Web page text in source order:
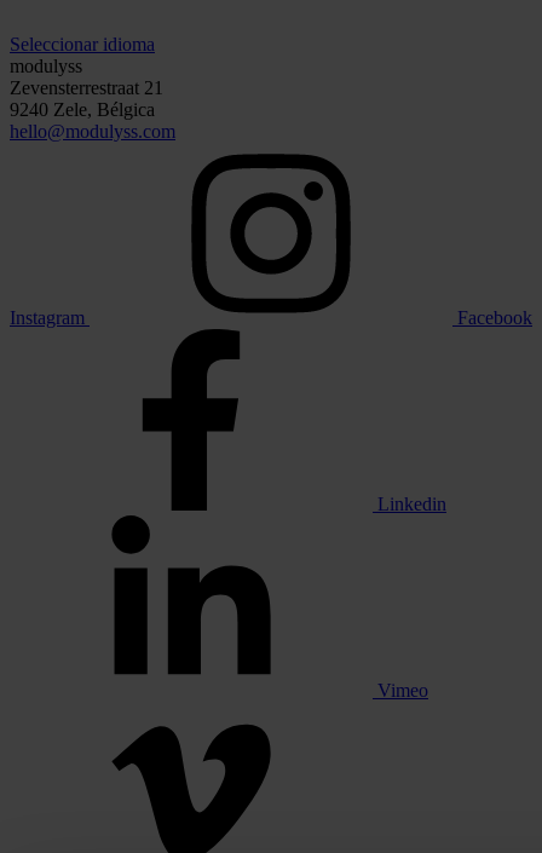
Seleccionar idioma
modulyss
Zevensterrestraat 21
9240 Zele, Bélgica
hello@modulyss.com
Instagram Facebook
Linkedin
Vimeo